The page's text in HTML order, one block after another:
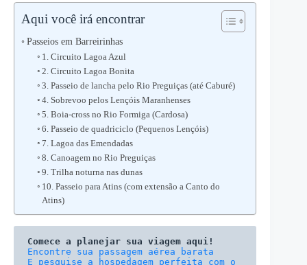
Aqui você irá encontrar
Passeios em Barreirinhas
1. Circuito Lagoa Azul
2. Circuito Lagoa Bonita
3. Passeio de lancha pelo Rio Preguiças (até Caburé)
4. Sobrevoo pelos Lençóis Maranhenses
5. Boia-cross no Rio Formiga (Cardosa)
6. Passeio de quadriciclo (Pequenos Lençóis)
7. Lagoa das Emendadas
8. Canoagem no Rio Preguiças
9. Trilha noturna nas dunas
10. Passeio para Atins (com extensão a Canto do
Atins)
Comece a planejar sua viagem aqui!
E pesquise a hospedagem perfeita com o